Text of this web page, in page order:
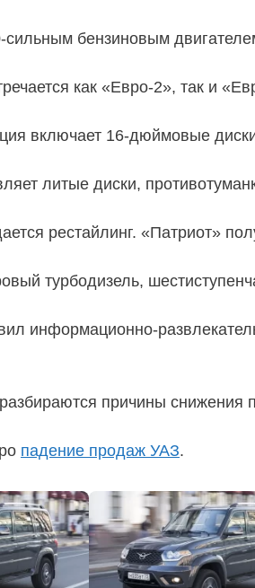
сильным бензиновым
как «Евро-2», так и
включает 16-дюймовые
литые диски,
рестайлинг. «Патриот»
турбодизель,
информационно-
причины
падение продаж УАЗ.